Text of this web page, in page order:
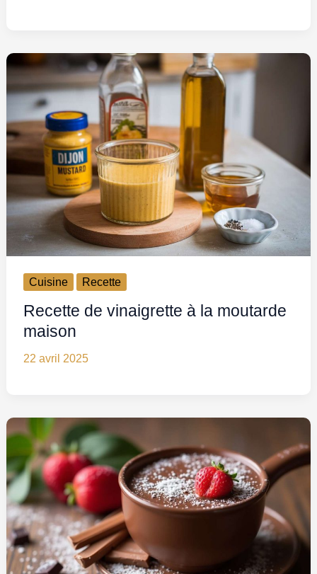
Cuisine Recette
Recette de vinaigrette à la moutarde
maison
22 avril 2025